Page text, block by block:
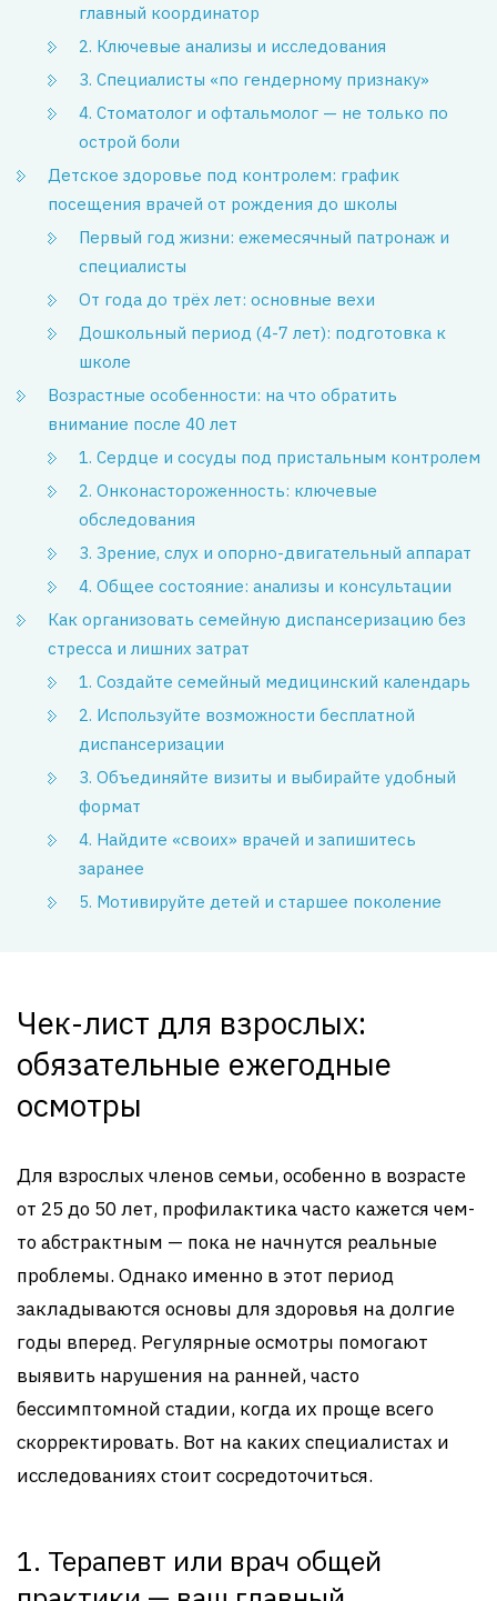
главный координатор
2. Ключевые анализы и исследования
3. Специалисты «по гендерному признаку»
4. Стоматолог и офтальмолог — не только по
острой боли
Детское здоровье под контролем: график
посещения врачей от рождения до школы
Первый год жизни: ежемесячный патронаж и
специалисты
От года до трёх лет: основные вехи
Дошкольный период (4-7 лет): подготовка к
школе
Возрастные особенности: на что обратить
внимание после 40 лет
1. Сердце и сосуды под пристальным контролем
2. Онконастороженность: ключевые
обследования
3. Зрение, слух и опорно-двигательный аппарат
4. Общее состояние: анализы и консультации
Как организовать семейную диспансеризацию без
стресса и лишних затрат
1. Создайте семейный медицинский календарь
2. Используйте возможности бесплатной
диспансеризации
3. Объединяйте визиты и выбирайте удобный
формат
4. Найдите «своих» врачей и запишитесь
заранее
5. Мотивируйте детей и старшее поколение
Чек-лист для взрослых:
обязательные ежегодные
осмотры
Для взрослых членов семьи, особенно в возрасте
от 25 до 50 лет, профилактика часто кажется чем-
то абстрактным — пока не начнутся реальные
проблемы. Однако именно в этот период
закладываются основы для здоровья на долгие
годы вперед. Регулярные осмотры помогают
выявить нарушения на ранней, часто
бессимптомной стадии, когда их проще всего
скорректировать. Вот на каких специалистах и
исследованиях стоит сосредоточиться.
1. Терапевт или врач общей